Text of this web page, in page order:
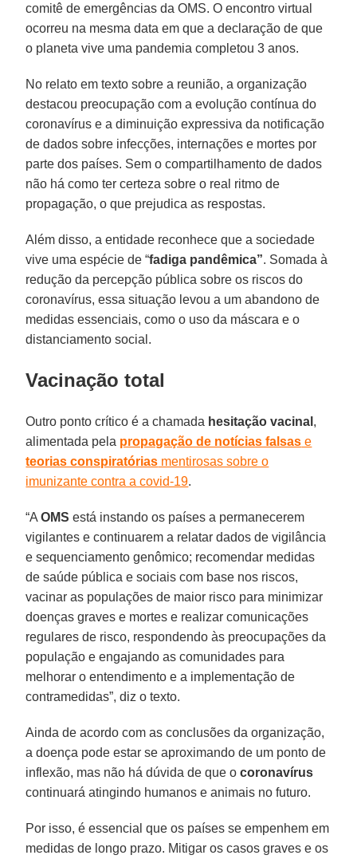
comitê de emergências da OMS. O encontro virtual
ocorreu na mesma data em que a declaração de que
o planeta vive uma pandemia completou 3 anos.
No relato em texto sobre a reunião, a organização
destacou preocupação com a evolução contínua do
coronavírus e a diminuição expressiva da notificação
de dados sobre infecções, internações e mortes por
parte dos países. Sem o compartilhamento de dados
não há como ter certeza sobre o real ritmo de
propagação, o que prejudica as respostas.
Além disso, a entidade reconhece que a sociedade
vive uma espécie de “fadiga pandêmica”. Somada à
redução da percepção pública sobre os riscos do
coronavírus, essa situação levou a um abandono de
medidas essenciais, como o uso da máscara e o
distanciamento social.
Vacinação total
Outro ponto crítico é a chamada hesitação vacinal ,
alimentada pela propagação de notícias falsas e
teorias conspiratórias mentirosas sobre o
imunizante contra a covid-19.
“AOMS está instando os países a permanecerem
vigilantes e continuarem a relatar dados de vigilância
e sequenciamento genômico; recomendar medidas
de saúde pública e sociais com base nos riscos,
vacinar as populações de maior risco para minimizar
doenças graves e mortes e realizar comunicações
regulares de risco, respondendo às preocupações da
população e engajando as comunidades para
melhorar o entendimento e a implementação de
contramedidas”, diz o texto.
Ainda de acordo com as conclusões da organização,
a doença pode estar se aproximando de um ponto de
inflexão, mas não há dúvida de que ocoronavírus
continuará atingindo humanos e animais no futuro.
Por isso, é essencial que os países se empenhem em
medidas de longo prazo. Mitigar os casos graves e os